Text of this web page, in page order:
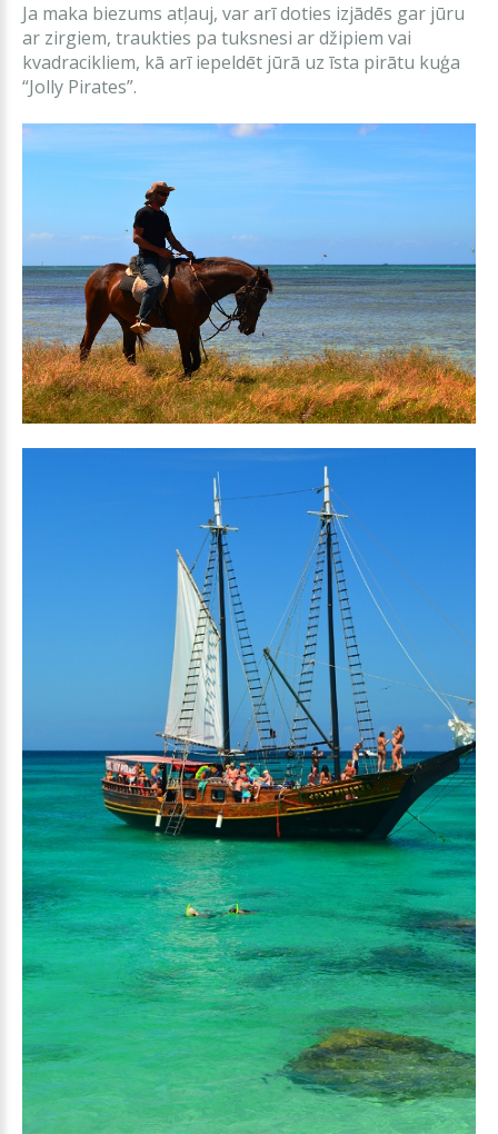
Ja maka biezums atļauj, var arī doties izjādēs gar jūru
ar zirgiem, traukties pa tuksnesi ar džipiem vai
kvadracikliem, kā arī iepeldēt jūrā uz īsta pirātu kuģa
“Jolly Pirates”.